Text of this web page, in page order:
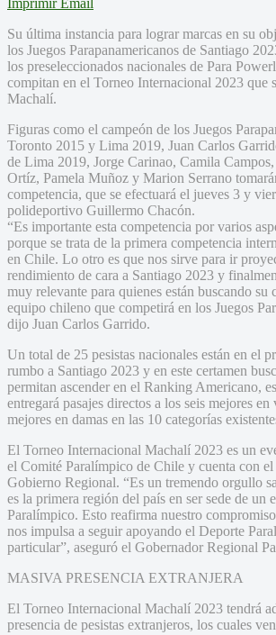
Su última instancia para lograr marcas en su
los Juegos Parapanamericanos de Santiago
los preseleccionados nacionales de Para
compitan en el Torneo Internacional 2023 que
Machalí.
Figuras como el campeón de los Juegos
Toronto 2015 y Lima 2019, Juan Carlos
de Lima 2019, Jorge Carinao, Camila
Ortíz, Pamela Muñoz y Marion Serrano
competencia, que se efectuará el jueves 3 y
polideportivo Guillermo Chacón.
“Es importante esta competencia por varios
porque se trata de la primera competencia
en Chile. Lo otro es que nos sirve para ir
rendimiento de cara a Santiago 2023 y
muy relevante para quienes están buscando su
equipo chileno que competirá en los Juegos
dijo Juan Carlos Garrido.
Un total de 25 pesistas nacionales están en el
rumbo a Santiago 2023 y en este certamen
permitan ascender en el Ranking Americano,
entregará pasajes directos a los seis mejores
mejores en damas en las 10 categorías
El Torneo Internacional Machalí 2023 es un
el Comité Paralímpico de Chile y cuenta con
Gobierno Regional. “Es un tremendo orgullo
es la primera región del país en ser sede de un
Paralímpico. Esto reafirma nuestro
nos impulsa a seguir apoyando el Deporte
particular”, aseguró el Gobernador Regional
MASIVA PRESENCIA EXTRANJERA
El Torneo Internacional Machalí 2023 tendrá
presencia de pesistas extranjeros, los cuales